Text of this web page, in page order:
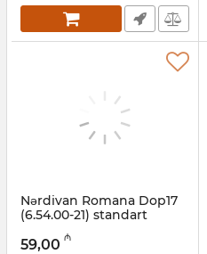
Nərdivan Romana Dop17
(6.54.00-21) standart
001002067
59,00 ₼